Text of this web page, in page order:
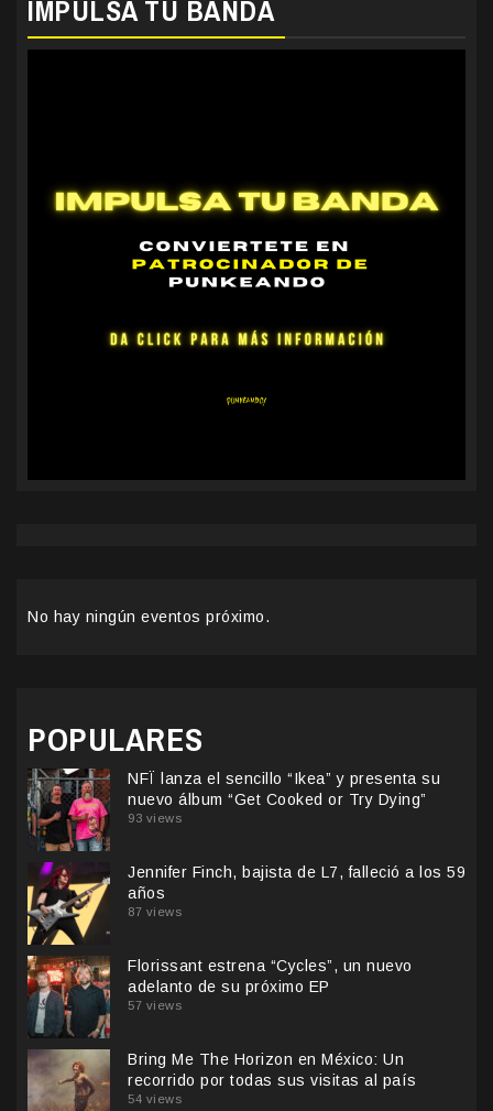
IMPULSA TU BANDA
No hay ningún eventos próximo.
POPULARES
NFÏ lanza el sencillo “Ikea” y presenta su
nuevo álbum “Get Cooked or Try Dying”
93 views
Jennifer Finch, bajista de L7, falleció a los 59
años
87 views
Florissant estrena “Cycles”, un nuevo
adelanto de su próximo EP
57 views
Bring Me The Horizon en México: Un
recorrido por todas sus visitas al país
54 views